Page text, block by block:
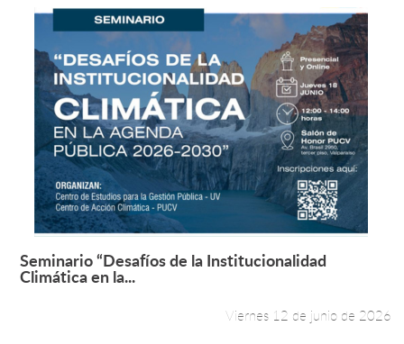
Funcionarios
Alumni
English
Leer más +
Seminario “Desafíos de la Institucionalidad
Climática en la...
Viernes 12 de junio de 2026